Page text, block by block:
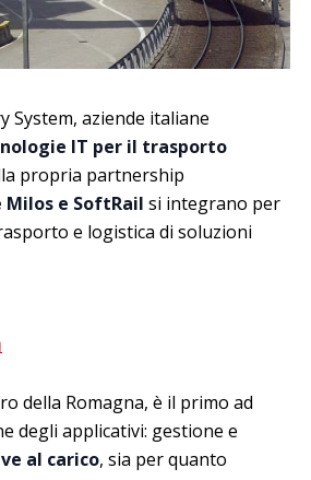
System, aziende italiane
IT per il trasporto
propria partnership
e SoftRail si integrano per
e logistica di soluzioni
della Romagna, è il primo ad
degli applicativi: gestione e
al carico, sia per quanto